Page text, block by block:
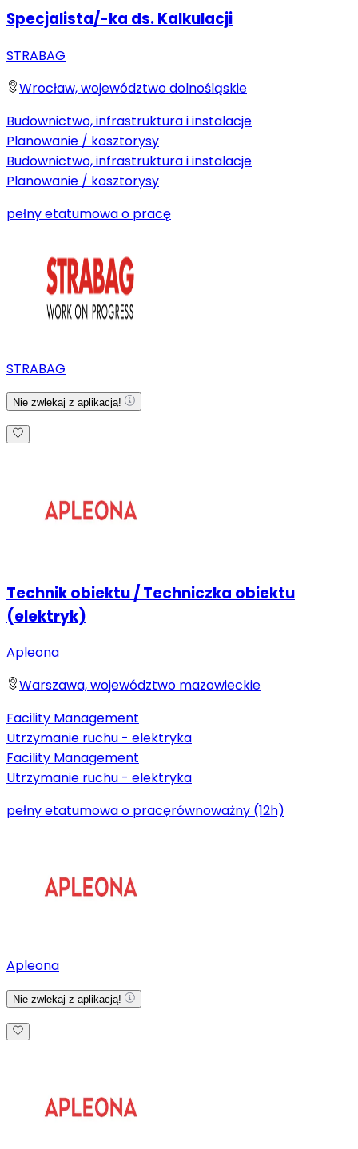
Specjalista/-ka ds. Kalkulacji
STRABAG
Wrocław, województwo dolnośląskie
Budownictwo, infrastruktura i instalacje
Planowanie / kosztorysy
Budownictwo, infrastruktura i instalacje
Planowanie / kosztorysy
pełny etatumowa o pracę
STRABAG
Nie zwlekaj z aplikacją!
Technik obiektu / Techniczka obiektu
(elektryk)
Apleona
Warszawa, województwo mazowieckie
Facility Management
Utrzymanie ruchu - elektryka
Facility Management
Utrzymanie ruchu - elektryka
pełny etatumowa o pracęrównoważny (12h)
Apleona
Nie zwlekaj z aplikacją!